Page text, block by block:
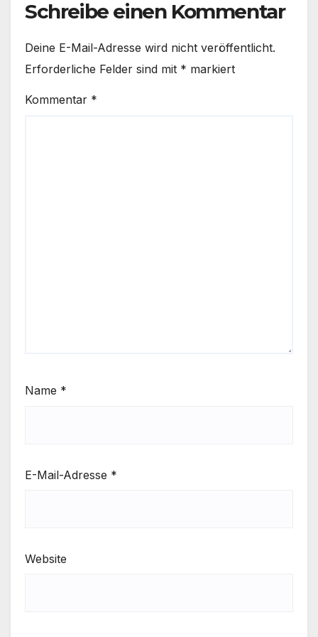
Schreibe einen Kommentar
Deine E-Mail-Adresse wird nicht veröffentlicht.
Erforderliche Felder sind mit * markiert
Kommentar *
Name *
E-Mail-Adresse *
Website